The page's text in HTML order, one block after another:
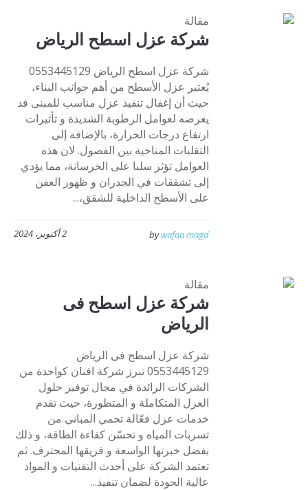
مقالة
شركة عزل اسطح الرياض
شركة عزل اسطح الرياض 0553445129
يُعتبر عزل الأسطح من أهم جوانب البناء،
حيث أن إغفال تنفيذ عزل مناسب للمبنى قد
يعرضه لعوامل الرطوبة الشديدة و تأثيرات
ارتفاع درجات الحرارة، بالإضافة إلى
التقلبات المناخية بين الفصول. لان هذه
العوامل تؤثر سلبا على الخرسانة، مما يؤدي
إلى تشققات في الجدران و ظهور العفن
على الأسطح الداخلية للشقق،...
2 أكتوبر، 2024 bywafaa magd
مقالة
شركة عزل اسطح فى
الرياض
شركة عزل اسطح فى الرياض
0553445129 تبرز شركة افنان كواحدة من
الشركات الرائدة في مجال توفير حلول
العزل المتكاملة و المتطورة، حيث تقدم
خدمات عزل فعّالة تحمي المباني من
تسربات المياه و تحسّن كفاءة الطاقة، و ذلك
بفضل خبرتها الواسعة و فريقها المحترف. ثم
تعتمد الشركة على أحدث التقنيات و المواد
عالية الجودة لضمان تنفيذ...